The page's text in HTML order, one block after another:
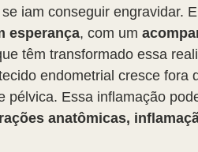
iam conseguir engravidar.
esperança, com um
têm transformado essa
endometrial cresce fora
pélvica. Essa inflamação
anatômicas,